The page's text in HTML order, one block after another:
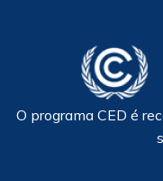
O programa CED é